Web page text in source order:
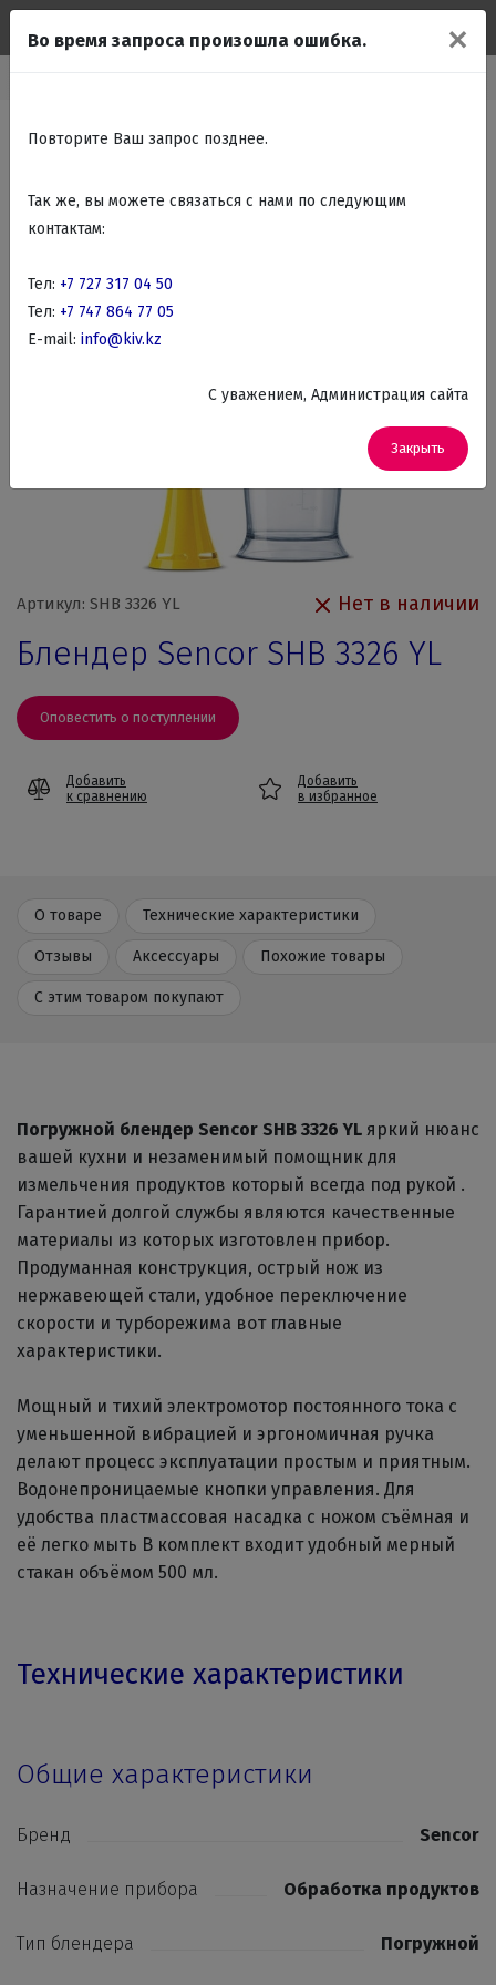
Артикул: SHB 3326 YL Нет в наличии
Блендер Sencor SHB 3326 YL
Оповестить о поступлении
Добавить
к сравнению
Добавить
в избранное
О товаре Технические характеристики
Отзывы Аксессуары Похожие товары
С этим товаром покупают
Погружной блендер Sencor SHB 3326 YL яркий нюанс
вашей кухни и незаменимый помощник для
измельчения продуктов который всегда под рукой .
Гарантией долгой службы являются качественные
материалы из которых изготовлен прибор.
Продуманная конструкция, острый нож из
нержавеющей стали, удобное переключение
скорости и турборежима вот главные
характеристики.
Мощный и тихий электромотор постоянного тока с
уменьшенной вибрацией и эргономичная ручка
делают процесс эксплуатации простым и приятным.
Водонепроницаемые кнопки управления. Для
удобства пластмассовая насадка с ножом съёмная и
её легко мыть В комплект входит удобный мерный
стакан объёмом 500 мл.
Технические характеристики
Общие характеристики
Бренд Sencor
Назначение прибора Обработка продуктов
Тип блендера Погружной
✕
Во время запроса произошла ошибка.
Повторите Ваш запрос позднее.
Так же, вы можете связаться с нами по следующим
контактам:
Тел: +7 727 317 04 50
Тел: +7 747 864 77 05
E-mail: info@kiv.kz
C уважением, Администрация сайта
Закрыть